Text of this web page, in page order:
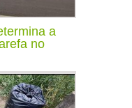
a
no